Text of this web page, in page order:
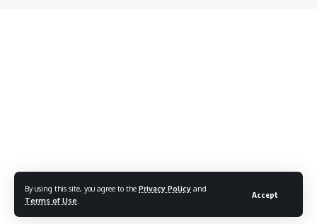
By using this site, you agree to the Privacy Policy and
Terms of Use
Accept